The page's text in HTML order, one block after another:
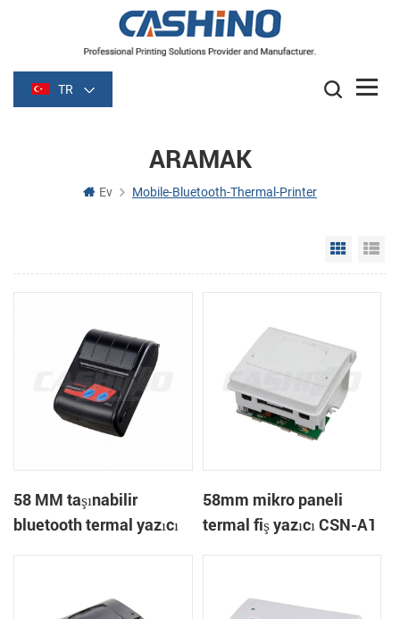
TR
ARAMAK
Ev Mobile-Bluetooth-Thermal-Printer
Grid
58 MM taşınabilir
bluetooth termal yazıcı
58mm mikro paneli
termal fiş yazıcı CSN-A1